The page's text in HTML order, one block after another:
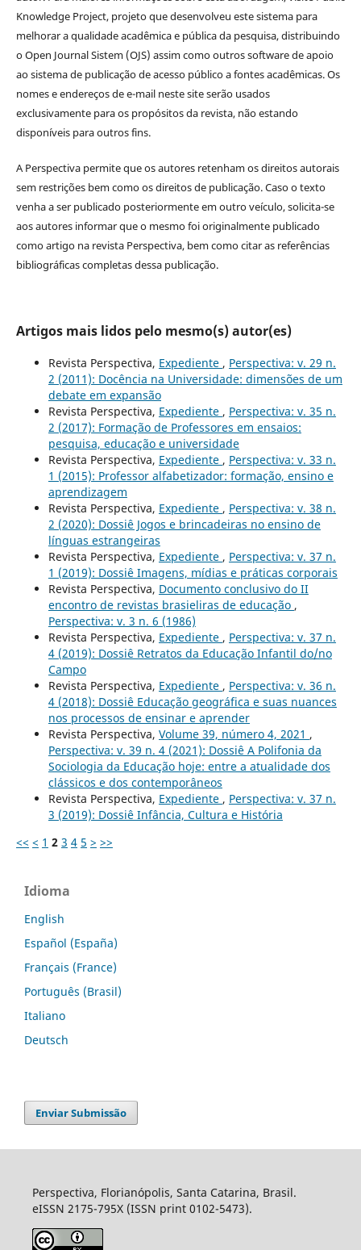
Knowledge Project, projeto que desenvolveu este sistema para
melhorar a qualidade acadêmica e pública da pesquisa, distribuindo
o Open Journal Sistem (OJS) assim como outros software de apoio
ao sistema de publicação de acesso público a fontes acadêmicas. Os
nomes e endereços de e-mail neste site serão usados
exclusivamente para os propósitos da revista, não estando
disponíveis para outros fins.
A Perspectiva permite que os autores retenham os direitos autorais
sem restrições bem como os direitos de publicação. Caso o texto
venha a ser publicado posteriormente em outro veículo, solicita-se
aos autores informar que o mesmo foi originalmente publicado
como artigo na revista Perspectiva, bem como citar as referências
bibliográficas completas dessa publicação.
Artigos mais lidos pelo mesmo(s) autor(es)
Revista Perspectiva, Expediente , Perspectiva: v. 29 n.
2 (2011): Docência na Universidade: dimensões de um
debate em expansão
Revista Perspectiva, Expediente , Perspectiva: v. 35 n.
2 (2017): Formação de Professores em ensaios:
pesquisa, educação e universidade
Revista Perspectiva, Expediente , Perspectiva: v. 33 n.
1 (2015): Professor alfabetizador: formação, ensino e
aprendizagem
Revista Perspectiva, Expediente , Perspectiva: v. 38 n.
2 (2020): Dossiê Jogos e brincadeiras no ensino de
línguas estrangeiras
Revista Perspectiva, Expediente , Perspectiva: v. 37 n.
1 (2019): Dossiê Imagens, mídias e práticas corporais
Revista Perspectiva, Documento conclusivo do II
encontro de revistas brasieliras de educação ,
Perspectiva: v. 3 n. 6 (1986)
Revista Perspectiva, Expediente , Perspectiva: v. 37 n.
4 (2019): Dossiê Retratos da Educação Infantil do/no
Campo
Revista Perspectiva, Expediente , Perspectiva: v. 36 n.
4 (2018): Dossiê Educação geográfica e suas nuances
nos processos de ensinar e aprender
Revista Perspectiva, Volume 39, número 4, 2021 ,
Perspectiva: v. 39 n. 4 (2021): Dossiê A Polifonia da
Sociologia da Educação hoje: entre a atualidade dos
clássicos e dos contemporâneos
Revista Perspectiva, Expediente , Perspectiva: v. 37 n.
3 (2019): Dossiê Infância, Cultura e História
<< < 1 2 3 4 5 > >>
Idioma
English
Español (España)
Français (France)
Português (Brasil)
Italiano
Deutsch
Enviar Submissão
Perspectiva, Florianópolis, Santa Catarina, Brasil.
eISSN 2175-795X (ISSN print 0102-5473).